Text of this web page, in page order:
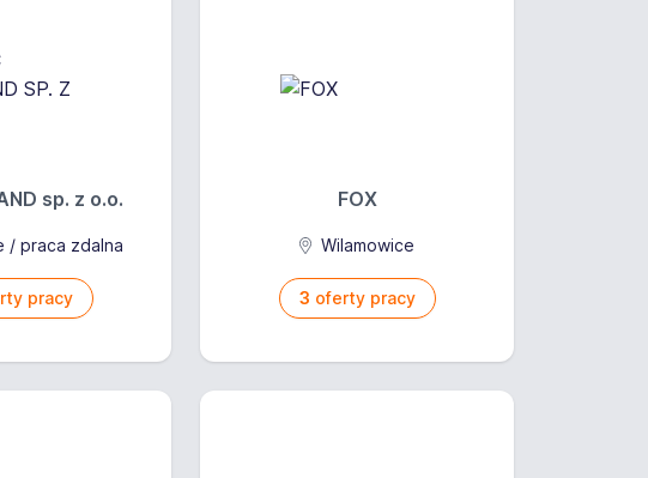
sp. z o.o.
/ praca zdalna
pracy
FOX
Wilamowice
3 oferty pracy